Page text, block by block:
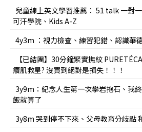
兒童線上英文學習推薦： 51 talk 一對
可汗學院、Kids A-Z
4y3m ：視力檢查、練習犯錯、認識華
【已結團】30分鐘緊實撫紋
癢肌救星? 沒買到絕對是損失！！！
3y9m：紀念人生第一次攀岩抱石、我
飯就算了
3y8m 哭到停不下來、父母教育分歧點